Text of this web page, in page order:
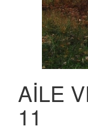
AİLE
11